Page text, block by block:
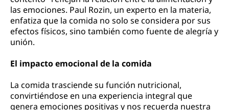
las emociones. Paul Rozin, un experto en la materia,
enfatiza que la comida no solo se considera por sus
efectos físicos, sino también como fuente de alegría y
unión.
El impacto emocional de la comida
La comida trasciende su función nutricional,
convirtiéndose en una experiencia integral que
genera emociones positivas y nos recuerda nuestra